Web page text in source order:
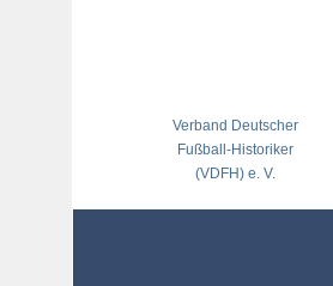
Verband Deutscher
Fußball-Historiker
(VDFH) e. V.